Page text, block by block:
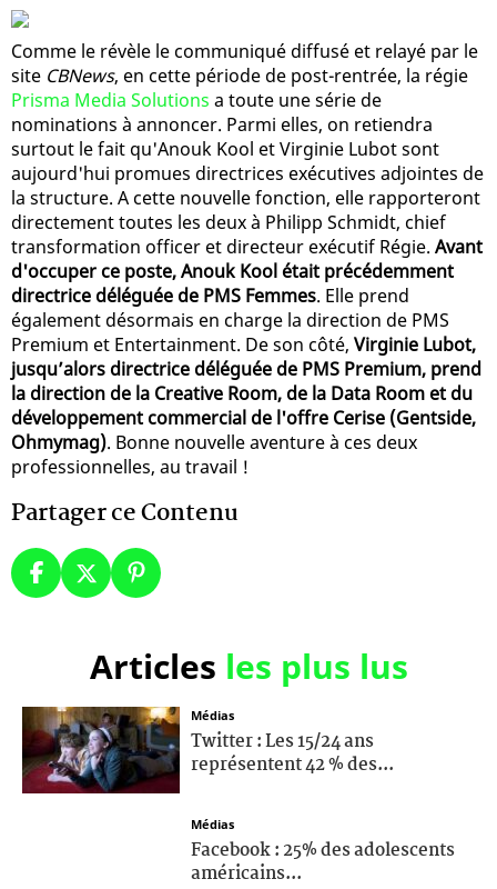
Comme le révèle le communiqué diffusé et relayé par le
site CBNews, en cette période de post-rentrée, la régie
Prisma Media Solutions a toute une série de
nominations à annoncer. Parmi elles, on retiendra
surtout le fait qu'Anouk Kool et Virginie Lubot sont
aujourd'hui promues directrices exécutives adjointes de
la structure. A cette nouvelle fonction, elle rapporteront
directement toutes les deux à Philipp Schmidt, chief
transformation officer et directeur exécutif Régie. Avant
d'occuper ce poste, Anouk Kool était précédemment
directrice déléguée de PMS Femmes. Elle prend
également désormais en charge la direction de PMS
Premium et Entertainment. De son côté, Virginie Lubot,
jusqu’alors directrice déléguée de PMS Premium, prend
la direction de la Creative Room, de la Data Room et du
développement commercial de l'offre Cerise (Gentside,
Ohmymag). Bonne nouvelle aventure à ces deux
professionnelles, au travail !
Partager ce Contenu
Articles les plus lus
Médias
Twitter : Les 15/24 ans
représentent 42 % des...
Médias
Facebook : 25% des adolescents
américains...